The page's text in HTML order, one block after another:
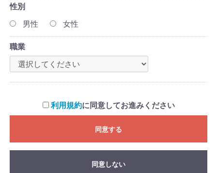
性別
男性
女性
職業
利用規約に同意してお進みください
同意する
同意しない